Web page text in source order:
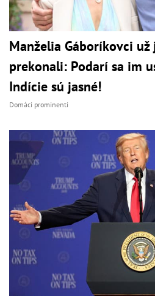
Manželia Gáboríkovci
prekonali: Podarí sa im
Indície sú jasné!
Domáci prominenti